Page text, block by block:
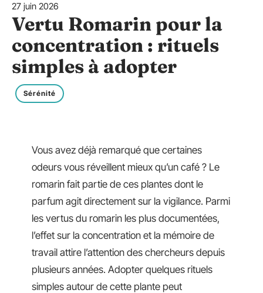
27 juin 2026
Vertu Romarin pour la
concentration : rituels
simples à adopter
Sérénité
Vous avez déjà remarqué que certaines
odeurs vous réveillent mieux qu’un café ? Le
romarin fait partie de ces plantes dont le
parfum agit directement sur la vigilance. Parmi
les vertus du romarin les plus documentées,
l’effet sur la concentration et la mémoire de
travail attire l’attention des chercheurs depuis
plusieurs années. Adopter quelques rituels
simples autour de cette plante peut